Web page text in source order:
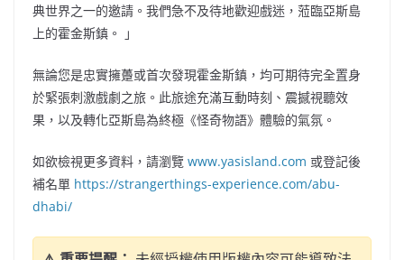
典世界之一的邀請。我們急不及待地歡迎戲迷，蒞臨亞斯島
上的霍金斯鎮。 」
無論您是忠實擁躉或首次發現霍金斯鎮，均可期待完全置身
於緊張刺激戲劇之旅。此旅途充滿互動時刻、震撼視聽效
果，以及轉化亞斯島為終極《怪奇物語》體驗的氣氛。
如欲檢視更多資料，請瀏覽 www.yasisland.com 或登記後
補名單 https://strangerthings-experience.com/abu-
dhabi/